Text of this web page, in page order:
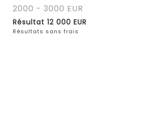
2000 - 3000 EUR
Résultat 12 000 EUR
Résultats sans frais